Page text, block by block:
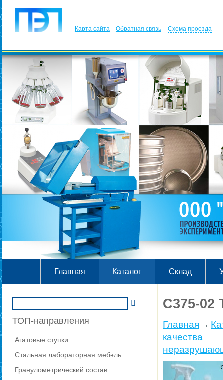
Карта сайта Обратная связь Схема проезда
Главная Каталог Склад
ТОП-направления
Агатовые ступки
Стальная лабораторная мебель
Гранулометрический состав
C375-02
Главная